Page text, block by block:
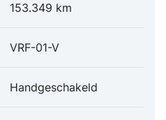
153.349 km
VRF-01-V
Handgeschakeld